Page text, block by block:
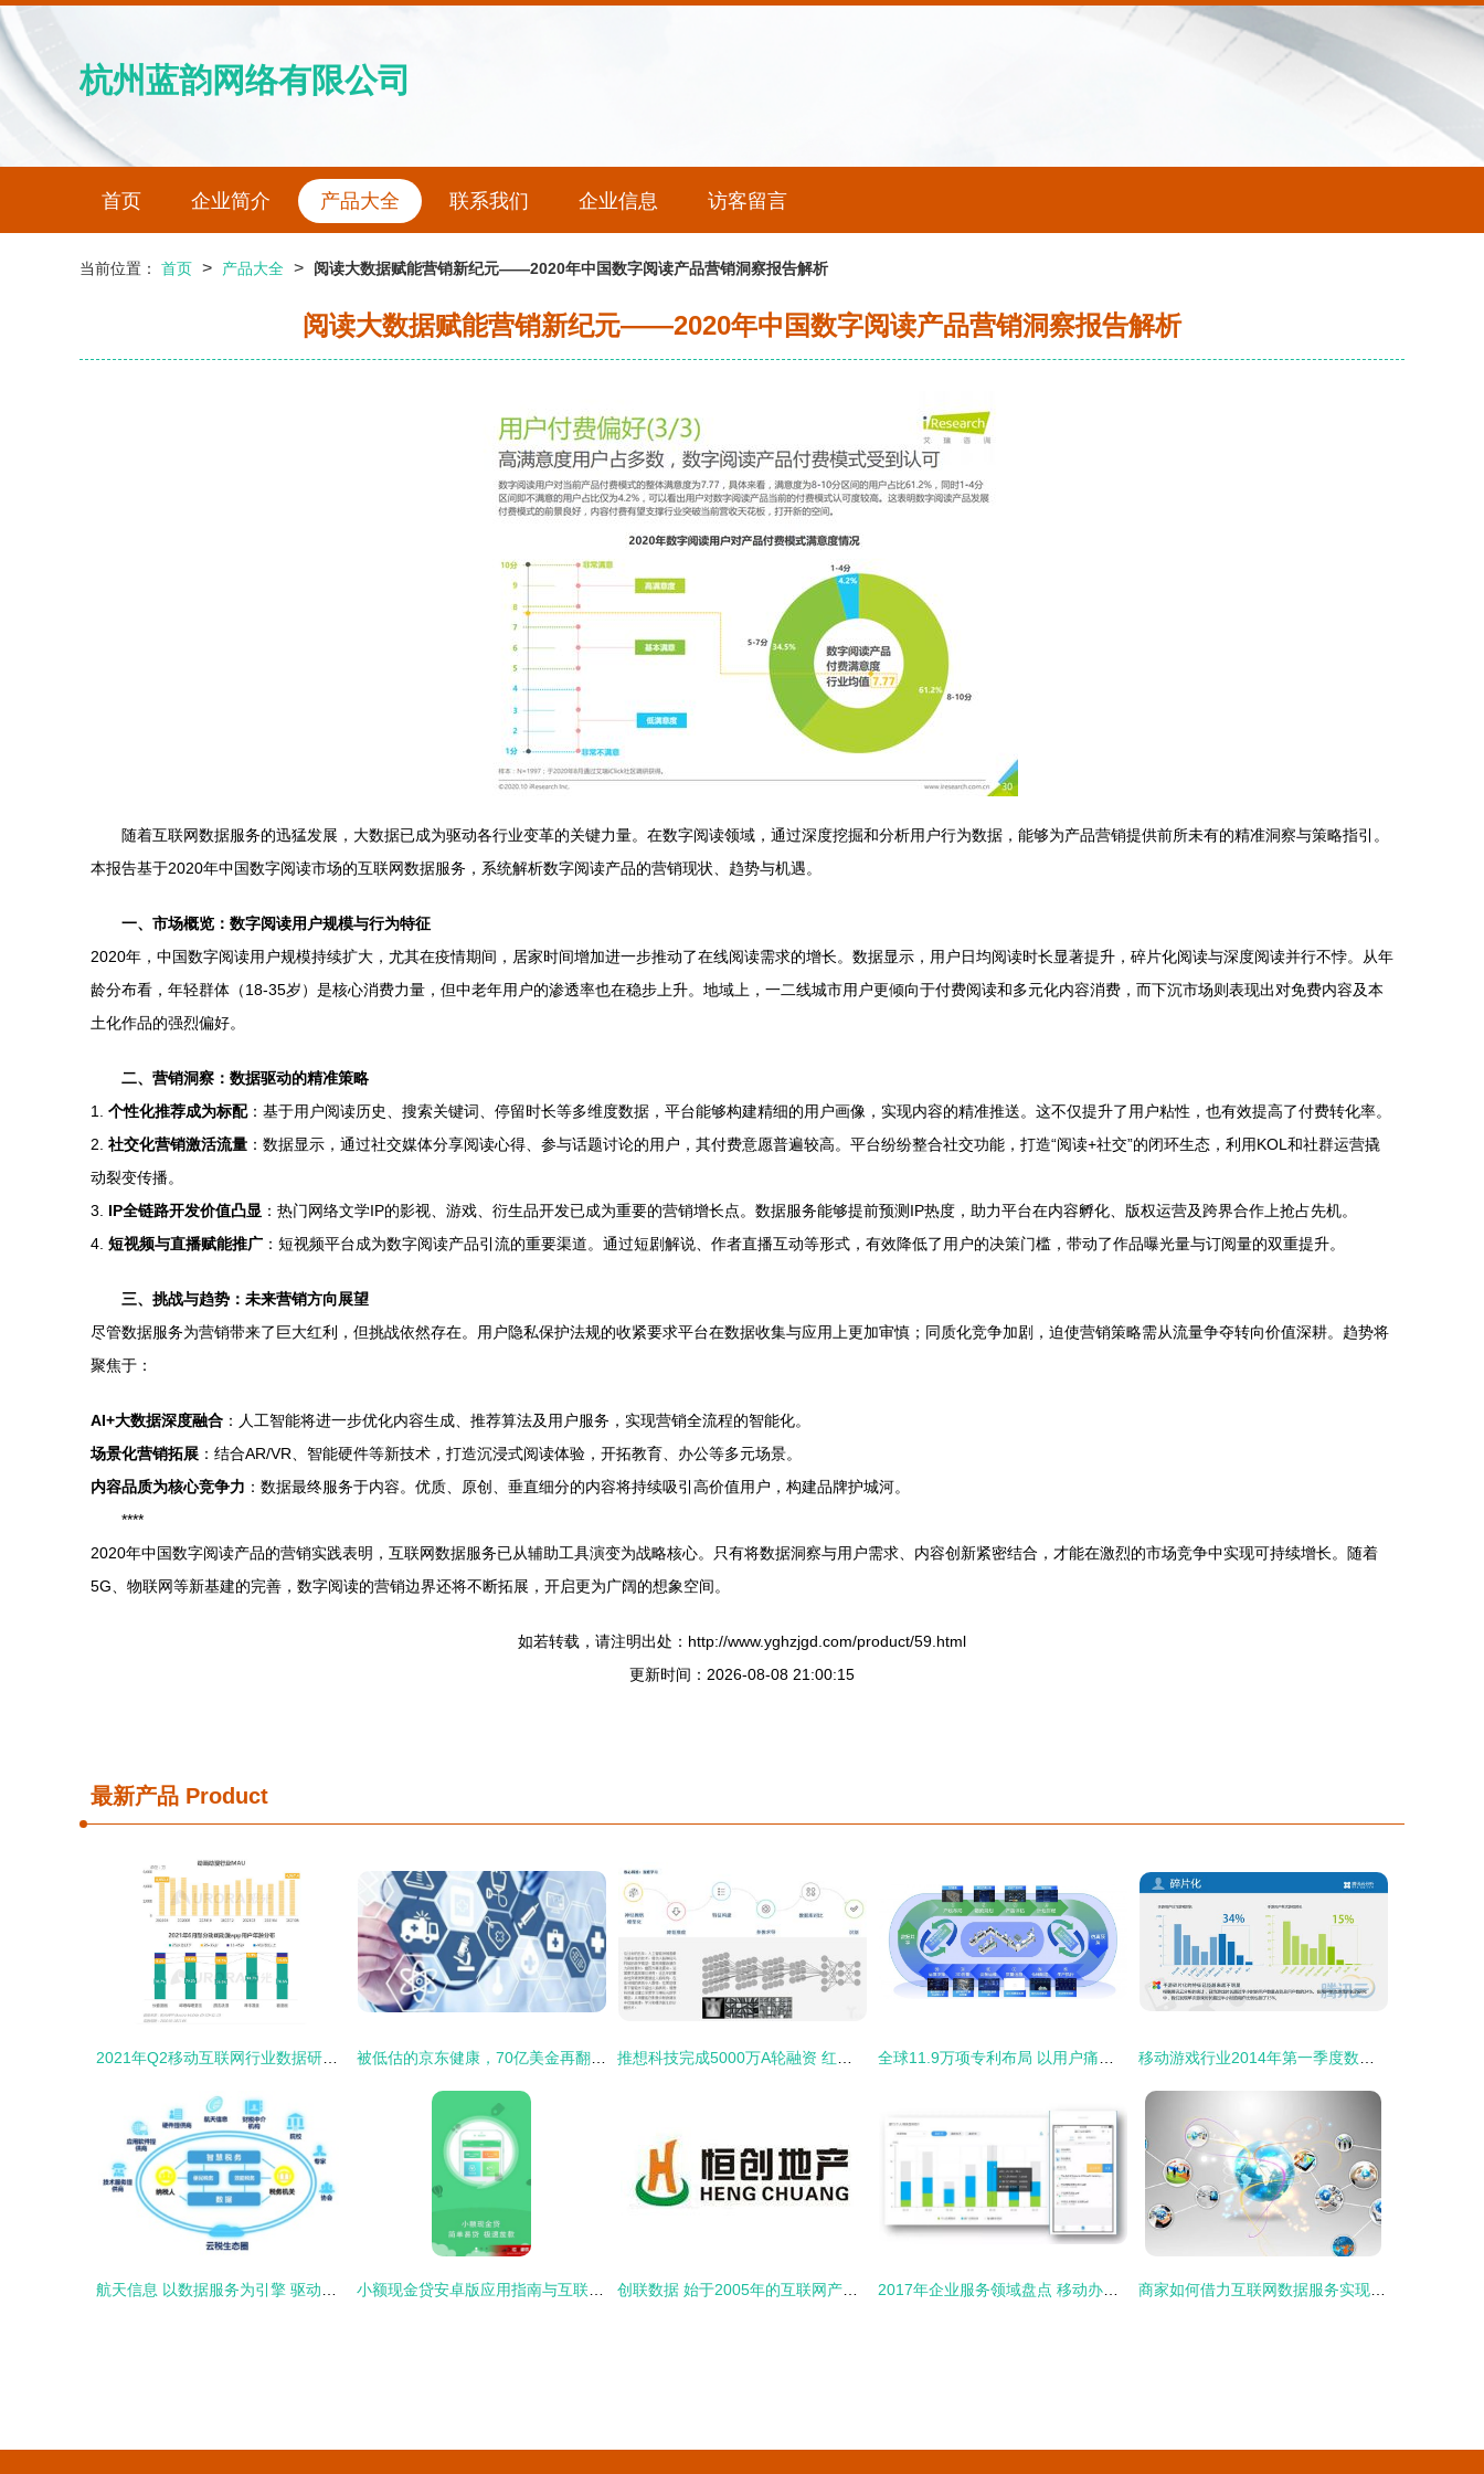
杭州蓝韵网络有限公司
首页 企业简介 产品大全 联系我们 企业信息 访客留言
当前位置： 首页 > 产品大全 > 阅读大数据赋能营销新纪元——2020年中国数字阅读产品营销洞察报告解析
阅读大数据赋能营销新纪元——2020年中国数字阅读产品营销洞察报告解析
随着互联网数据服务的迅猛发展，大数据已成为驱动各行业变革的关键力量。在数字阅读领域，通过深度挖掘和分析用户行为数据，能够为产品营销提供前所未有的精准洞察与策略指引。
本报告基于2020年中国数字阅读市场的互联网数据服务，系统解析数字阅读产品的营销现状、趋势与机遇。
一、市场概览：数字阅读用户规模与行为特征
2020年，中国数字阅读用户规模持续扩大，尤其在疫情期间，居家时间增加进一步推动了在线阅读需求的增长。数据显示，用户日均阅读时长显著提升，碎片化阅读与深度阅读并行不悖。从年
龄分布看，年轻群体（18-35岁）是核心消费力量，但中老年用户的渗透率也在稳步上升。地域上，一二线城市用户更倾向于付费阅读和多元化内容消费，而下沉市场则表现出对免费内容及本
土化作品的强烈偏好。
二、营销洞察：数据驱动的精准策略
1. 个性化推荐成为标配：基于用户阅读历史、搜索关键词、停留时长等多维度数据，平台能够构建精细的用户画像，实现内容的精准推送。这不仅提升了用户粘性，也有效提高了付费转化率。
2. 社交化营销激活流量 ：数据显示，通过社交媒体分享阅读心得、参与话题讨论的用户，其付费意愿普遍较高。平台纷纷整合社交功能，打造“阅读+社交”的闭环生态，利用KOL和社群运营撬
动裂变传播。
3. IP全链路开发价值凸显 ：热门网络文学IP的影视、游戏、衍生品开发已成为重要的营销增长点。数据服务能够提前预测IP热度，助力平台在内容孵化、版权运营及跨界合作上抢占先机。
4. 短视频与直播赋能推广 ：短视频平台成为数字阅读产品引流的重要渠道。通过短剧解说、作者直播互动等形式，有效降低了用户的决策门槛，带动了作品曝光量与订阅量的双重提升。
三、挑战与趋势：未来营销方向展望
尽管数据服务为营销带来了巨大红利，但挑战依然存在。用户隐私保护法规的收紧要求平台在数据收集与应用上更加审慎；同质化竞争加剧，迫使营销策略需从流量争夺转向价值深耕。趋势将
聚焦于：
AI+大数据深度融合 ：人工智能将进一步优化内容生成、推荐算法及用户服务，实现营销全流程的智能化。
场景化营销拓展 ：结合AR/VR、智能硬件等新技术，打造沉浸式阅读体验，开拓教育、办公等多元场景。
内容品质为核心竞争力 ：数据最终服务于内容。优质、原创、垂直细分的内容将持续吸引高价值用户，构建品牌护城河。
****
2020年中国数字阅读产品的营销实践表明，互联网数据服务已从辅助工具演变为战略核心。只有将数据洞察与用户需求、内容创新紧密结合，才能在激烈的市场竞争中实现可持续增长。随着
5G、物联网等新基建的完善，数字阅读的营销边界还将不断拓展，开启更为广阔的想象空间。
如若转载，请注明出处：http://www.yghzjgd.com/product/59.html
更新时间：2026-08-08 21:00:15
最新产品 Product